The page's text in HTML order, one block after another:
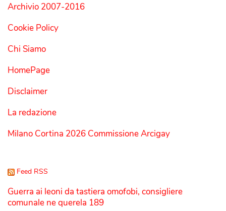
Archivio 2007-2016
Cookie Policy
Chi Siamo
HomePage
Disclaimer
La redazione
Milano Cortina 2026 Commissione Arcigay
Feed RSS
Guerra ai leoni da tastiera omofobi, consigliere
comunale ne querela 189